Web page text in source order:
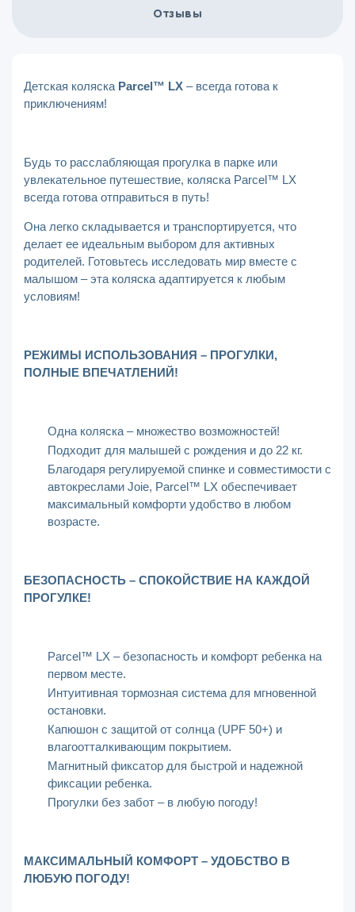
Отзывы
Детская коляска Parcel™ LX – всегда готова к
приключениям!
Будь то расслабляющая прогулка в парке или
увлекательное путешествие, коляска Parcel™ LX
всегда готова отправиться в путь!
Она легко складывается и транспортируется, что
делает ее идеальным выбором для активных
родителей. Готовьтесь исследовать мир вместе с
малышом – эта коляска адаптируется к любым
условиям!
РЕЖИМЫ ИСПОЛЬЗОВАНИЯ – ПРОГУЛКИ,
ПОЛНЫЕ ВПЕЧАТЛЕНИЙ!
Одна коляска – множество возможностей!
Подходит для малышей с рождения и до 22 кг.
Благодаря регулируемой спинке и совместимости с
автокреслами Joie, Parcel™ LX обеспечивает
максимальный комфорти удобство в любом
возрасте.
БЕЗОПАСНОСТЬ – СПОКОЙСТВИЕ НА КАЖДОЙ
ПРОГУЛКЕ!
Parcel™ LX – безопасность и комфорт ребенка на
первом месте.
Интуитивная тормозная система для мгновенной
остановки.
Капюшон с защитой от солнца (UPF 50+) и
влагоотталкивающим покрытием.
Магнитный фиксатор для быстрой и надежной
фиксации ребенка.
Прогулки без забот – в любую погоду!
МАКСИМАЛЬНЫЙ КОМФОРТ – УДОБСТВО В
ЛЮБУЮ ПОГОДУ!